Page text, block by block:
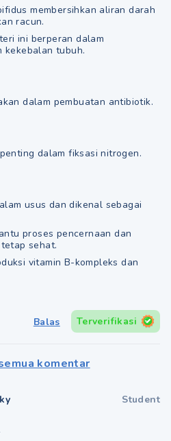
membersihkan aliran darah
racun.
ini berperan dalam
kekebalan tubuh.
dalam pembuatan antibiotik.
dalam fiksasi nitrogen.
usus dan dikenal sebagai
proses pencernaan dan
sehat.
vitamin B-kompleks dan
Balas Terverifikasi
komentar
Student